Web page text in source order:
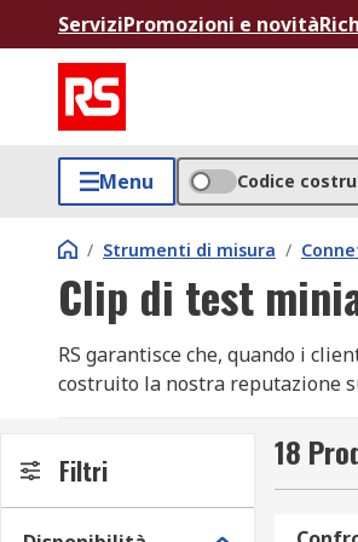
ServiziPromozioni e novità
Menu Codice
/ Strumenti di misura /
Clip di test
RS garantisce che, quando i
costruito la nostra reputazione
quando ne hai bisogno. I nostri
rapida e semplice procedura di
24/48 ore su ordini di articoli
Filtri 18